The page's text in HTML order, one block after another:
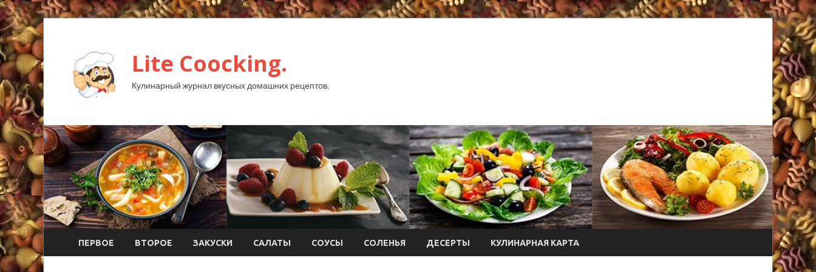
Lite Coocking.
Кулинарный журнал вкусных домашних рецептов.
ПЕРВОЕ ВТОРОЕ ЗАКУСКИ САЛАТЫ СОУСЫ СОЛЕНЬЯ ДЕСЕРТЫ КУЛИНАРНАЯ КАРТА